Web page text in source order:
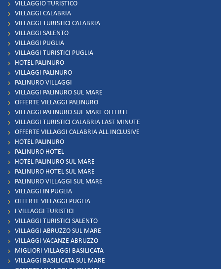
VILLAGGIO TURISTICO
VILLAGGI CALABRIA
VILLAGGI TURISTICI CALABRIA
VILLAGGI SALENTO
VILLAGGI PUGLIA
VILLAGGI TURISTICI PUGLIA
HOTEL PALINURO
VILLAGGI PALINURO
PALINURO VILLAGGI
VILLAGGI PALINURO SUL MARE
OFFERTE VILLAGGI PALINURO
VILLAGGI PALINURO SUL MARE OFFERTE
VILLAGGI TURISTICI CALABRIA LAST MINUTE
OFFERTE VILLAGGI CALABRIA ALL INCLUSIVE
HOTEL PALINURO
PALINURO HOTEL
HOTEL PALINURO SUL MARE
PALINURO HOTEL SUL MARE
PALINURO VILLAGGI SUL MARE
VILLAGGI IN PUGLIA
OFFERTE VILLAGGI PUGLIA
I VILLAGGI TURISTICI
VILLAGGI TURISTICI SALENTO
VILLAGGI ABRUZZO SUL MARE
VILLAGGI VACANZE ABRUZZO
MIGLIORI VILLAGGI BASILICATA
VILLAGGI BASILICATA SUL MARE